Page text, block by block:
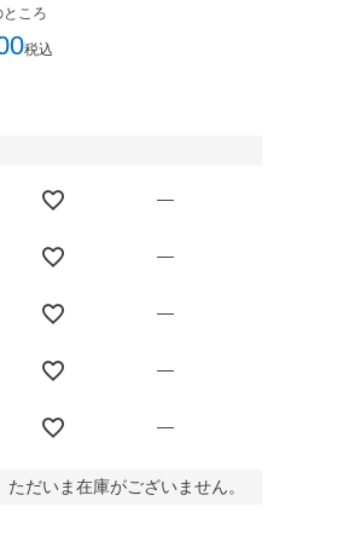
ところ
税込
—
—
—
—
—
だいま在庫がございません。